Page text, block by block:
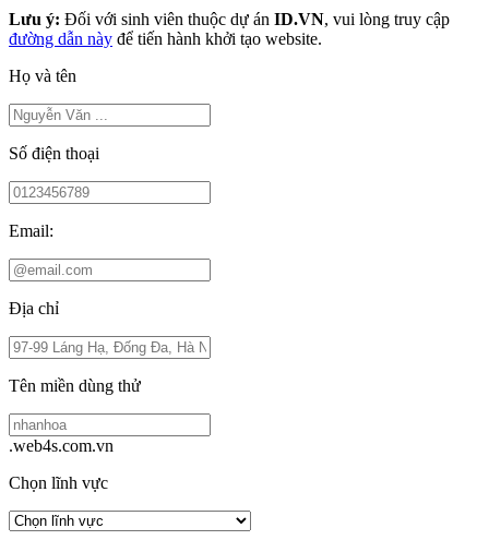
Lưu ý: Đối với sinh viên thuộc dự án ID.VN, vui lòng truy cập
đường dẫn này để tiến hành khởi tạo website.
Họ và tên
Số điện thoại
Email:
Địa chỉ
Tên miền dùng thử
.web4s.com.vn
Chọn lĩnh vực